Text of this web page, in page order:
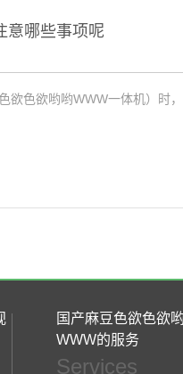
意哪些事项呢
色欲哟哟WWW一体机）时
国产麻豆色欲色欲
WWW的服务
Services